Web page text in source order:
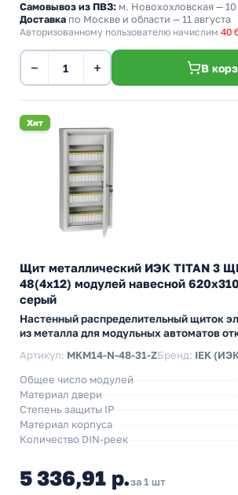
Самовывоз из ПВЗ: м. Новохохловская — 10
Доставка по Москве и области — 11 августа
Авторизованному пользователю начислим 40
− + В
Хит
Щит металлический ИЭК TITAN 3
48(4х12) модулей навесной
серый
Настенный распределительный щиток
из металла для модульных автоматов
Артикул: MKM14-N-48-31-ZБренд: IEK
Общее число модулей
Материал двери
Степень защиты IP
Материал корпуса
Количество DIN-реек
5 336,91 р.за 1 шт